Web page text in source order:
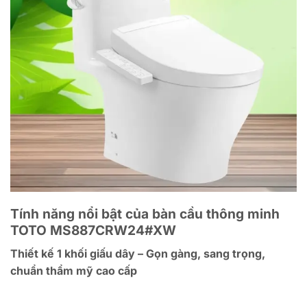
Tính năng nổi bật của bàn cầu thông minh
TOTO MS887CRW24#XW
Thiết kế 1 khối giấu dây – Gọn gàng, sang trọng,
chuẩn thẩm mỹ cao cấp